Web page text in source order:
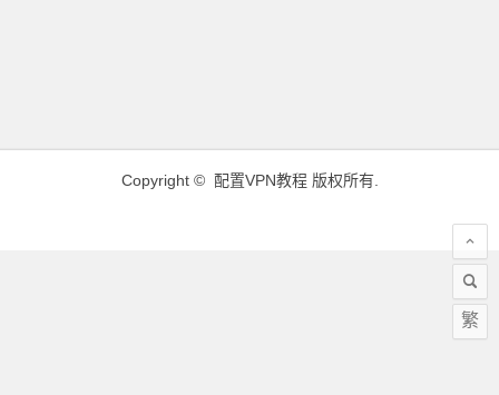
Copyright © 配置VPN教程版权所有.
繁